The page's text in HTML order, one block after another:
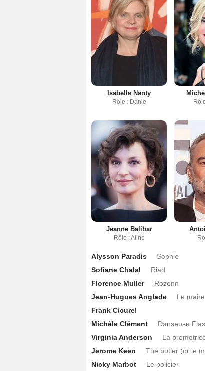
Isabelle Nanty
Rôle : Danie
Jeanne Balibar
Rôle : Aline
Alysson Paradis
Sophie
Sofiane Chalal
Riad
Florence Muller
Rozenn
Jean-Hugues Anglade
Le maire
Frank Cicurel
Michèle Clément
Danseuse
Virginia Anderson
La
Jerome Keen
The butler (or le
Nicky Marbot
Le policier